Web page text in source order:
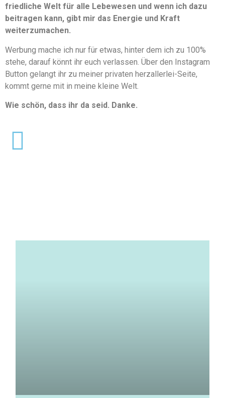
friedliche Welt für alle Lebewesen und wenn ich dazu
beitragen kann, gibt mir das Energie und Kraft
weiterzumachen.
Werbung mache ich nur für etwas, hinter dem ich zu 100%
stehe, darauf könnt ihr euch verlassen. Über den Instagram
Button gelangt ihr zu meiner privaten herzallerlei-Seite,
kommt gerne mit in meine kleine Welt.
Wie schön, dass ihr da seid. Danke.